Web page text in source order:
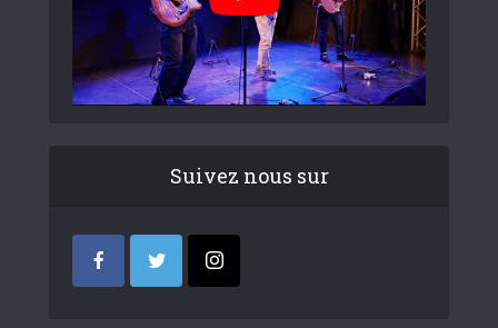
Suivez nous sur